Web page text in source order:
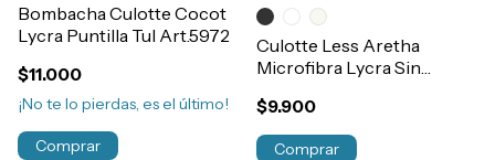
Bombacha Culotte Cocot
Lycra Puntilla Tul Art.5972
$11.000
¡No te lo pierdas, es el último!
Comprar
Culotte Less Aretha
Microfibra Lycra Sin
$9.900
Comprar